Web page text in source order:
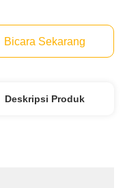
Bicara Sekarang
Deskripsi Produk